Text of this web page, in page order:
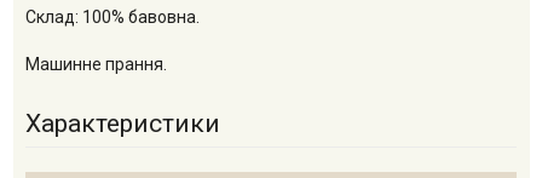
Склад: 100% бавовна.
Машинне прання.
Характеристики